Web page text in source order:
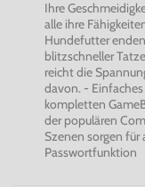
Ihre
alle ihre
Hundefutter
blitzschneller
reicht die
davon. -
kompletten
der populären
Szenen sorgen
Passwortfunktion